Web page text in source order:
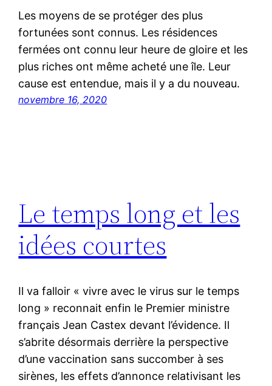
Les moyens de se protéger des plus
fortunées sont connus. Les résidences
fermées ont connu leur heure de gloire et les
plus riches ont même acheté une île. Leur
cause est entendue, mais il y a du nouveau.
novembre 16, 2020
Le temps long et les
idées courtes
Il va falloir « vivre avec le virus sur le temps
long » reconnait enfin le Premier ministre
français Jean Castex devant l’évidence. Il
s’abrite désormais derrière la perspective
d’une vaccination sans succomber à ses
sirènes, les effets d’annonce relativisant les